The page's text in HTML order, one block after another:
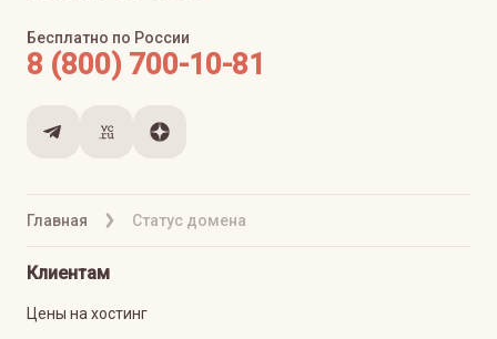
Главная Статус домена
Бесплатно по России
8 (800) 700-10-81
Клиентам
Цены на хостинг